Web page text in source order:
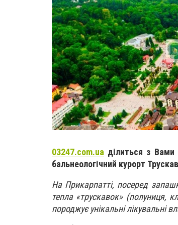
03247.com.ua ділиться з Вами
бальнеологічний курорт
На Прикарпатті, посеред
тепла «трускавок» (полуниця,
породжує унікальні лікувальні